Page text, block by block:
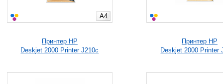
A4
Принтер HP
Deskjet 2000 Printer J210c
Принтер HP
Deskjet 2000 Printer